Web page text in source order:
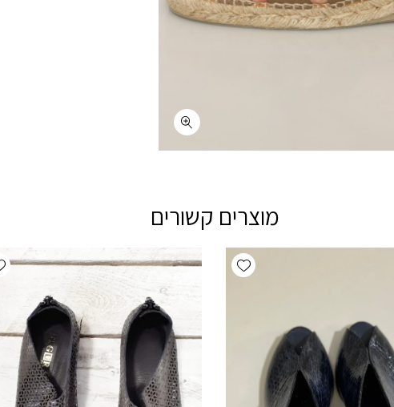
מוצרים קשורים
Add wishlist